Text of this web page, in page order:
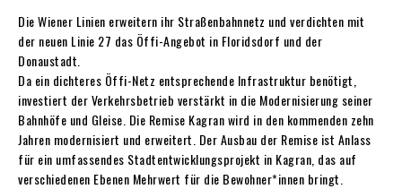
Die Wiener Linien erweitern ihr Straßenbahnnetz und verdichten mit
der neuen Linie 27 das Öffi-Angebot in Floridsdorf und der
Donaustadt.
Da ein dichteres Öffi-Netz entsprechende Infrastruktur benötigt,
investiert der Verkehrsbetrieb verstärkt in die Modernisierung seiner
Bahnhöfe und Gleise. Die Remise Kagran wird in den kommenden zehn
Jahren modernisiert und erweitert. Der Ausbau der Remise ist Anlass
für ein umfassendes Stadtentwicklungsprojekt in Kagran, das auf
verschiedenen Ebenen Mehrwert für die Bewohner*innen bringt.